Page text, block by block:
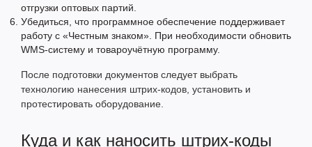
отгрузки оптовых партий.
Убедиться, что программное обеспечение поддерживает
работу с «Честным знаком». При необходимости обновить
WMS-систему и товароучётную программу.
После подготовки документов следует выбрать
технологию нанесения штрих-кодов, установить и
протестировать оборудование.
Куда и как наносить штрих-коды